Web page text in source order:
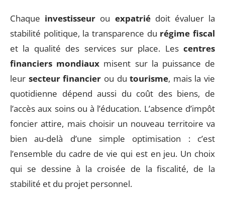
Chaque investisseur ou expatriédoit évaluer la
stabilité politique, la transparence du régime fiscal
et la qualité des services sur place. Les centres
financiers mondiaux misent sur la puissance de
leur secteur financier ou dutourisme, mais la vie
quotidienne dépend aussi du coût des biens, de
l’accès aux soins ou à l’éducation. L’absence d’impôt
foncier attire, mais choisir un nouveau territoire va
bien au-delà d’une simple optimisation : c’est
l’ensemble du cadre de vie qui est en jeu. Un choix
qui se dessine à la croisée de la fiscalité, de la
stabilité et du projet personnel.